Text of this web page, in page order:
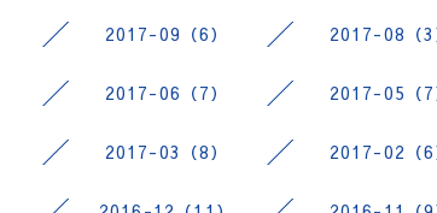
2017-09（6） 2017-08（3
2017-06（7） 2017-05（7
2017-03（8） 2017-02（6